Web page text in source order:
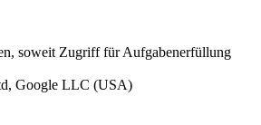
soweit Zugriff für Aufgabenerfüllung
Google LLC (USA)